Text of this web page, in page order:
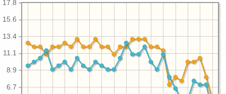
6.7
8.9
11.1
13.4
15.6
17.8